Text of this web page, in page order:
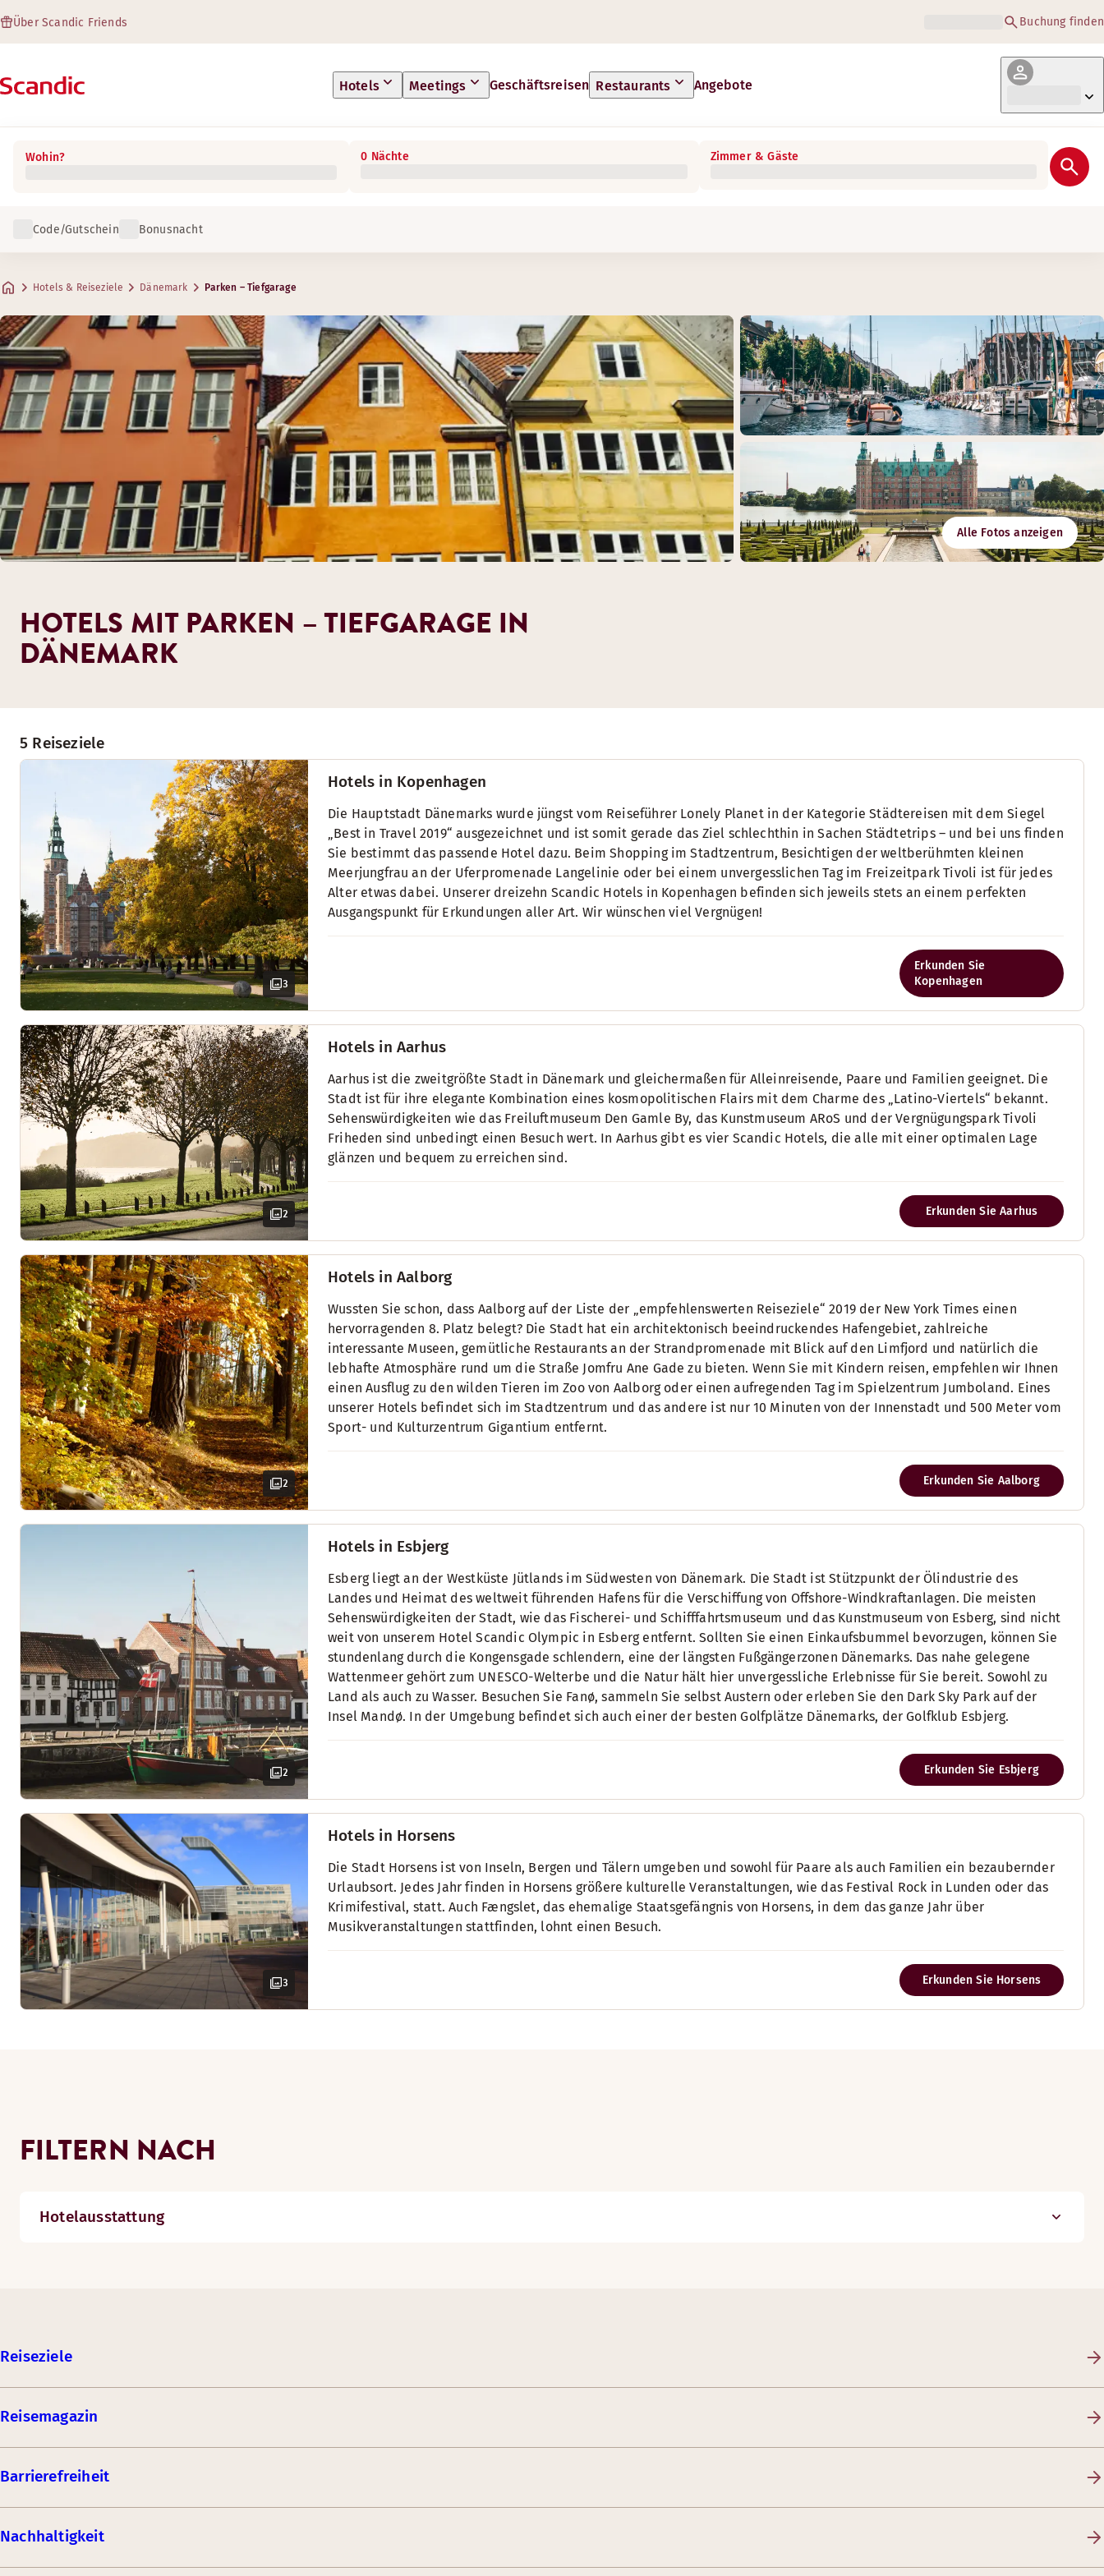
Über Scandic Friends Buchung finden
Hotels Meetings Geschäftsreisen Restaurants Angebote
Wohin? 0 Nächte Zimmer & Gäste
Code/Gutschein Bonusnacht
Hotels & Reiseziele Dänemark Parken – Tiefgarage
Alle Fotos anzeigen
5 Reiseziele
3
Hotels in Kopenhagen
Die Hauptstadt Dänemarks wurde jüngst vom Reiseführer Lonely Planet in der Kategorie Städtereisen mit dem Siegel
„Best in Travel 2019“ ausgezeichnet und ist somit gerade das Ziel schlechthin in Sachen Städtetrips – und bei uns finden
Sie bestimmt das passende Hotel dazu. Beim Shopping im Stadtzentrum, Besichtigen der weltberühmten kleinen
Meerjungfrau an der Uferpromenade Langelinie oder bei einem unvergesslichen Tag im Freizeitpark Tivoli ist für jedes
Alter etwas dabei. Unserer dreizehn Scandic Hotels in Kopenhagen befinden sich jeweils stets an einem perfekten
Ausgangspunkt für Erkundungen aller Art. Wir wünschen viel Vergnügen!
Erkunden Sie
Kopenhagen
2
Hotels in Aarhus
Aarhus ist die zweitgrößte Stadt in Dänemark und gleichermaßen für Alleinreisende, Paare und Familien geeignet. Die
Stadt ist für ihre elegante Kombination eines kosmopolitischen Flairs mit dem Charme des „Latino-Viertels“ bekannt.
Sehenswürdigkeiten wie das Freiluftmuseum Den Gamle By, das Kunstmuseum ARoS und der Vergnügungspark Tivoli
Friheden sind unbedingt einen Besuch wert. In Aarhus gibt es vier Scandic Hotels, die alle mit einer optimalen Lage
glänzen und bequem zu erreichen sind.
Erkunden Sie Aarhus
2
Hotels in Aalborg
Wussten Sie schon, dass Aalborg auf der Liste der „empfehlenswerten Reiseziele“ 2019 der New York Times einen
hervorragenden 8. Platz belegt? Die Stadt hat ein architektonisch beeindruckendes Hafengebiet, zahlreiche
interessante Museen, gemütliche Restaurants an der Strandpromenade mit Blick auf den Limfjord und natürlich die
lebhafte Atmosphäre rund um die Straße Jomfru Ane Gade zu bieten. Wenn Sie mit Kindern reisen, empfehlen wir Ihnen
einen Ausflug zu den wilden Tieren im Zoo von Aalborg oder einen aufregenden Tag im Spielzentrum Jumboland. Eines
unserer Hotels befindet sich im Stadtzentrum und das andere ist nur 10 Minuten von der Innenstadt und 500 Meter vom
Sport- und Kulturzentrum Gigantium entfernt.
Erkunden Sie Aalborg
2
Hotels in Esbjerg
Esberg liegt an der Westküste Jütlands im Südwesten von Dänemark. Die Stadt ist Stützpunkt der Ölindustrie des
Landes und Heimat des weltweit führenden Hafens für die Verschiffung von Offshore-Windkraftanlagen. Die meisten
Sehenswürdigkeiten der Stadt, wie das Fischerei- und Schifffahrtsmuseum und das Kunstmuseum von Esberg, sind nicht
weit von unserem Hotel Scandic Olympic in Esberg entfernt. Sollten Sie einen Einkaufsbummel bevorzugen, können Sie
stundenlang durch die Kongensgade schlendern, eine der längsten Fußgängerzonen Dänemarks. Das nahe gelegene
Wattenmeer gehört zum UNESCO-Welterbe und die Natur hält hier unvergessliche Erlebnisse für Sie bereit. Sowohl zu
Land als auch zu Wasser. Besuchen Sie Fanø, sammeln Sie selbst Austern oder erleben Sie den Dark Sky Park auf der
Insel Mandø. In der Umgebung befindet sich auch einer der besten Golfplätze Dänemarks, der Golfklub Esbjerg.
Erkunden Sie Esbjerg
3
Hotels in Horsens
Die Stadt Horsens ist von Inseln, Bergen und Tälern umgeben und sowohl für Paare als auch Familien ein bezaubernder
Urlaubsort. Jedes Jahr finden in Horsens größere kulturelle Veranstaltungen, wie das Festival Rock in Lunden oder das
Krimifestival, statt. Auch Fængslet, das ehemalige Staatsgefängnis von Horsens, in dem das ganze Jahr über
Musikveranstaltungen stattfinden, lohnt einen Besuch.
Erkunden Sie Horsens
FILTERN NACH
Hotelausstattung
HOTELS MIT PARKEN – TIEFGARAGE IN
DÄNEMARK
Reiseziele
Reisemagazin
Barrierefreiheit
Nachhaltigkeit